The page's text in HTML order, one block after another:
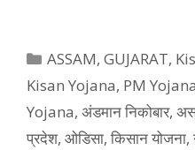
Categories
ASSAM,GUJARAT,
Kisan Yojana, PM Yojana
Yojana, अंडमान निकोबार,
प्रदेश, ओडिसा, किसान योजना,